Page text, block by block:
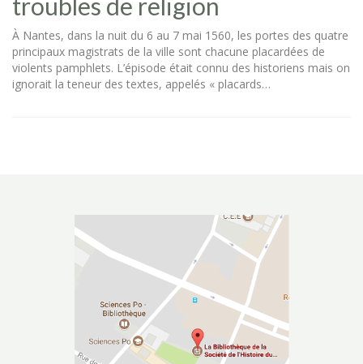
À Nantes, dans la nuit du 6 au 7 mai 1560, les portes des quatre
principaux magistrats de la ville sont chacune placardées de
violents pamphlets. L’épisode était connu des historiens mais on
ignorait la teneur des textes, appelés « placards…